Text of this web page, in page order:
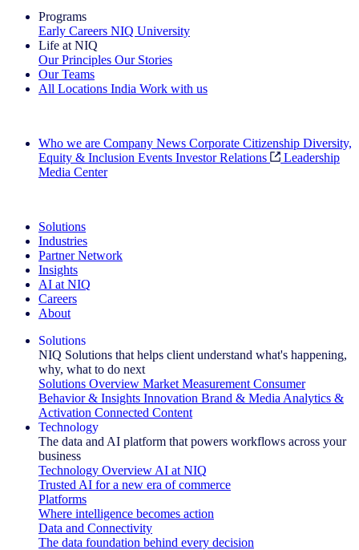
Programs
Early Careers NIQ University
Life at NIQ
Our Principles Our Stories
Our Teams
All Locations India Work with us
Who we are Company News Corporate Citizenship Diversity,
Equity & Inclusion Events Investor Relations
Leadership
Media Center
Solutions
Industries
Partner Network
Insights
AI at NIQ
Careers
About
Solutions
NIQ Solutions that helps client understand what's happening,
why, what to do next
Solutions Overview Market Measurement Consumer
Behavior & Insights Innovation Brand & Media Analytics &
Activation Connected Content
Technology
The data and AI platform that powers workflows across your
business
Technology Overview AI at NIQ
Trusted AI for a new era of commerce
Platforms
Where intelligence becomes action
Data and Connectivity
The data foundation behind every decision